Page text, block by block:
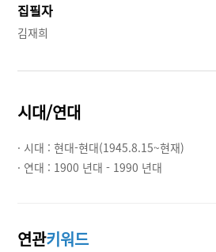
집필자
김재희
시대/연대
· 시대 :현대-현대(1945.8.15~현재)
· 연대 : 1900 년대 - 1990 년대
연관키워드